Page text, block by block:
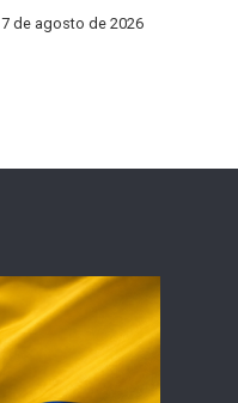
7 de agosto de 2026